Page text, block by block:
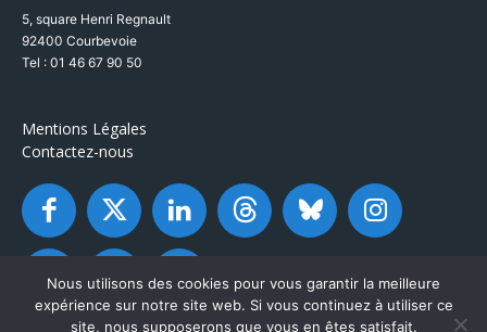
5, square Henri Regnault
92400 Courbevoie
Tel : 01 46 67 90 50
Mentions Légales
Contactez-nous
Nous utilisons des cookies pour vous garantir la meilleure
expérience sur notre site web. Si vous continuez à utiliser ce
site, nous supposerons que vous en êtes satisfait.